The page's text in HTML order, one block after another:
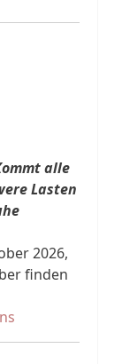
alle
Lasten
2026,
finden